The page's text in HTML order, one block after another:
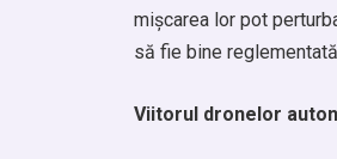
mișcarea lor pot
să fie bine
Viitorul dronelor